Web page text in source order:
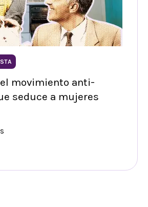
movimiento anti-
seduce a mujeres